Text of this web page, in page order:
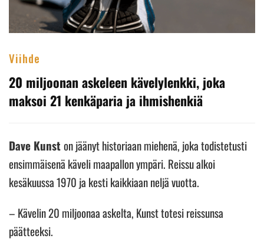
Viihde
20 miljoonan askeleen kävelylenkki, joka
maksoi 21 kenkäparia ja ihmishenkiä
Dave Kunston jäänyt historiaan miehenä, joka todistetusti
ensimmäisenä käveli maapallon ympäri. Reissu alkoi
kesäkuussa 1970 ja kesti kaikkiaan neljä vuotta.
– Kävelin 20 miljoonaa askelta, Kunst totesi reissunsa
päätteeksi.